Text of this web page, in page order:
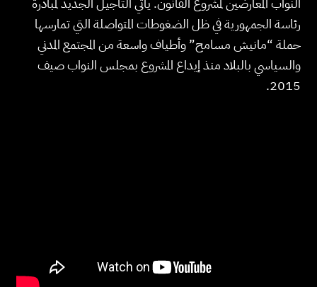
رئاسة الجمهورية في ظل الضغوطات المتواصلة التي تمارسها
حملة “مانيش مسامح” وأطياف واسعة من المجتمع المدني
والسياسي بالبلاد منذ إيداع المشروع بمجلس النواب صيف
2015.